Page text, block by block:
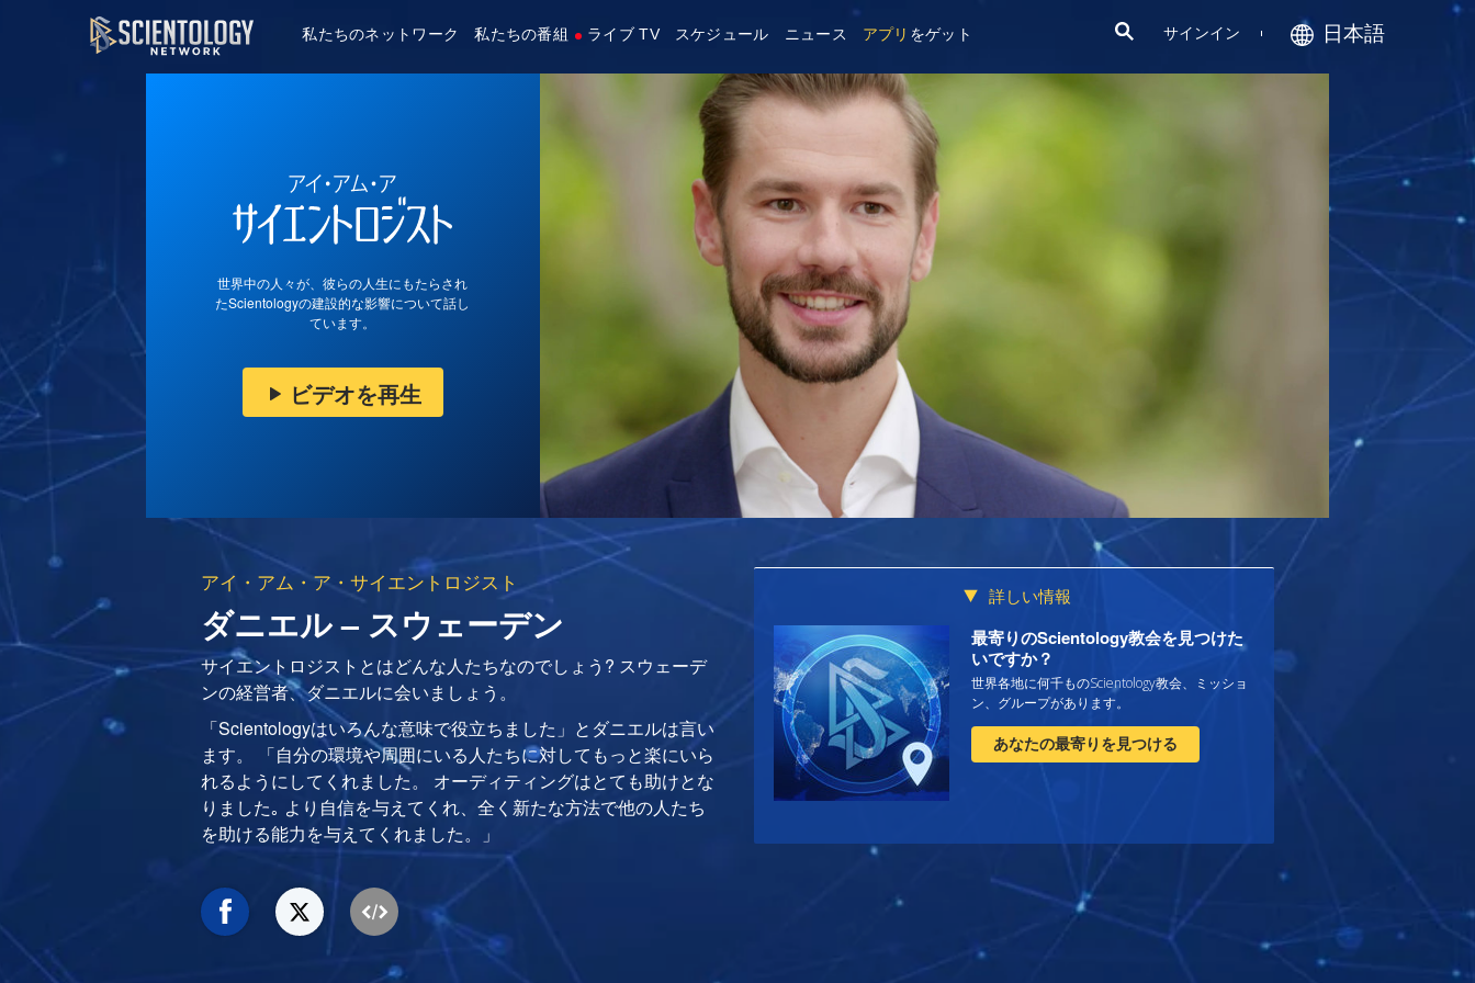
私たちのネットワーク 私たちの番組 ライブ TV スケジュール ニュース アプリ をゲット サインイン 日本語
世界中の人々が、彼らの人生にもたらされ
たScientologyの建設的な影響について話し
ています。
ビデオを再生
アイ・アム・ア・サイエントロジスト
ダニエル – スウェーデン
サイエントロジストとはどんな人たちなのでしょう? スウェーデ
ンの経営者、ダニエルに会いましょう。
「Scientologyはいろんな意味で役立ちました」とダニエルは言い
ます。 「自分の環境や周囲にいる人たちに対してもっと楽にいら
れるようにしてくれました。 オーディティングはとても助けとな
りました｡ より自信を与えてくれ、全く新たな方法で他の人たち
を助ける能力を与えてくれました。」
詳しい情報
最寄りのScientology教会を見つけた
いですか？
世界各地に何千ものScientology教会、ミッショ
ン、グループがあります。
あなたの最寄りを見つける